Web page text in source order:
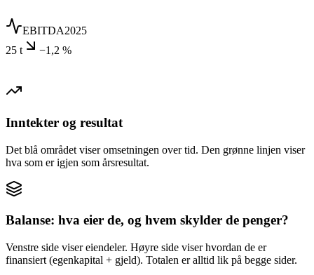
EBITDA2025
25 t
−1,2 %
Inntekter og resultat
Det blå området viser omsetningen over tid. Den grønne linjen viser
hva som er igjen som årsresultat.
Balanse: hva eier de, og hvem skylder de penger?
Venstre side viser eiendeler. Høyre side viser hvordan de er
finansiert (egenkapital + gjeld). Totalen er alltid lik på begge sider.